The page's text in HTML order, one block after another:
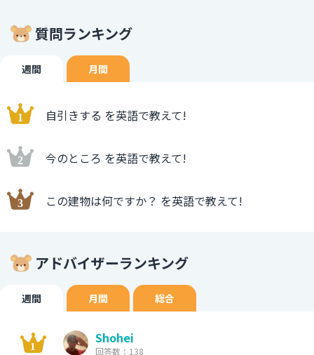
質問ランキング
週間 月間
自引きする を英語で教えて!
今のところ を英語で教えて!
この建物は何ですか？ を英語で教えて!
アドバイザーランキング
週間 月間 総合
Shohei
回答数：138